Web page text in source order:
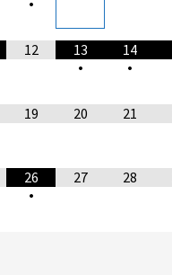
12
13
•
14
•
19 20 21
26
•
27 28